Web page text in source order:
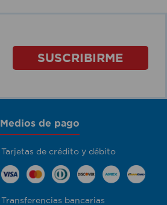
SUSCRIBIRME
Medios de pago
Tarjetas de crédito y débito
Transferencias bancarias